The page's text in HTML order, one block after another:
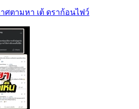
ศตามหา เต้ ดราก้อนไฟว์